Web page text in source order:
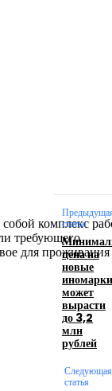
комплекс
требующего
для проживания
бренда
статья
цена на
новые
иномарки
может
вырасти
до 3,2
млн
рублей
Следующая
статья